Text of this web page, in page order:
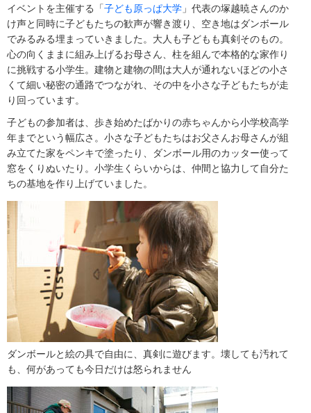
イベントを主催する「子ども原っぱ大学 」代表の塚越暁さんのか
け声と同時に子どもたちの歓声が響き渡り、空き地はダンボール
でみるみる埋まっていきました。大人も子どもも真剣そのもの。
心の向くままに組み上げるお母さん、柱を組んで本格的な家作り
に挑戦する小学生。建物と建物の間は大人が通れないほどの小さ
くて細い秘密の通路でつながれ、その中を小さな子どもたちが走
り回っています。
子どもの参加者は、歩き始めたばかりの赤ちゃんから小学校高学
年までという幅広さ。小さな子どもたちはお父さんお母さんが組
み立てた家をペンキで塗ったり、ダンボール用のカッター使って
窓をくりぬいたり。小学生くらいからは、仲間と協力して自分た
ちの基地を作り上げていました。
ダンボールと絵の具で自由に、真剣に遊びます。壊しても汚れて
も、何があっても今日だけは怒られません